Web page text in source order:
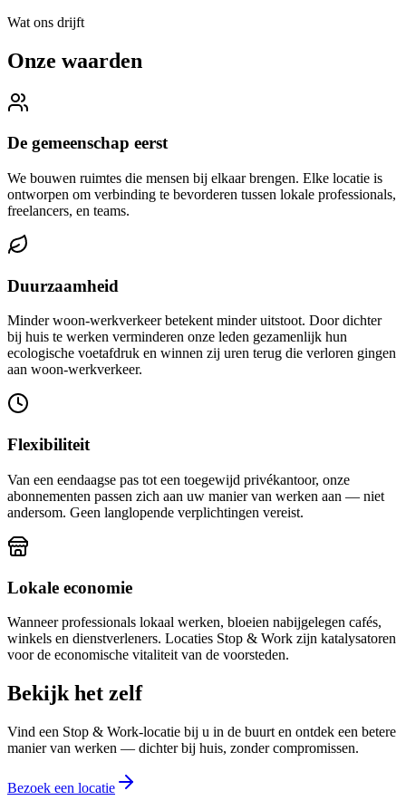
Wat ons drijft
Onze waarden
De gemeenschap eerst
We bouwen ruimtes die mensen bij elkaar brengen. Elke locatie is
ontworpen om verbinding te bevorderen tussen lokale professionals,
freelancers, en teams.
Duurzaamheid
Minder woon-werkverkeer betekent minder uitstoot. Door dichter
bij huis te werken verminderen onze leden gezamenlijk hun
ecologische voetafdruk en winnen zij uren terug die verloren gingen
aan woon-werkverkeer.
Flexibiliteit
Van een eendaagse pas tot een toegewijd privékantoor, onze
abonnementen passen zich aan uw manier van werken aan — niet
andersom. Geen langlopende verplichtingen vereist.
Lokale economie
Wanneer professionals lokaal werken, bloeien nabijgelegen cafés,
winkels en dienstverleners. Locaties Stop & Work zijn katalysatoren
voor de economische vitaliteit van de voorsteden.
Bekijk het zelf
Vind een Stop & Work-locatie bij u in de buurt en ontdek een betere
manier van werken — dichter bij huis, zonder compromissen.
Bezoek een locatie